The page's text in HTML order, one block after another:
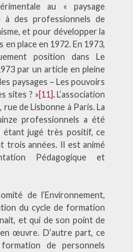
au « paysage
à des professionnels de
et pour développer la
en place en 1972. En 1973,
position dans Le
par un article en pleine
paysages – Les pouvoirs
sites ? »[11].L’association
rue de Lisbonne à Paris. La
professionnels a été
étant jugé très positif, ce
trois années. Il est animé
Pédagogique et
de l’Environnement,
du cycle de formation
et qui de son point de
œuvre. D’autre part, ce
de personnels